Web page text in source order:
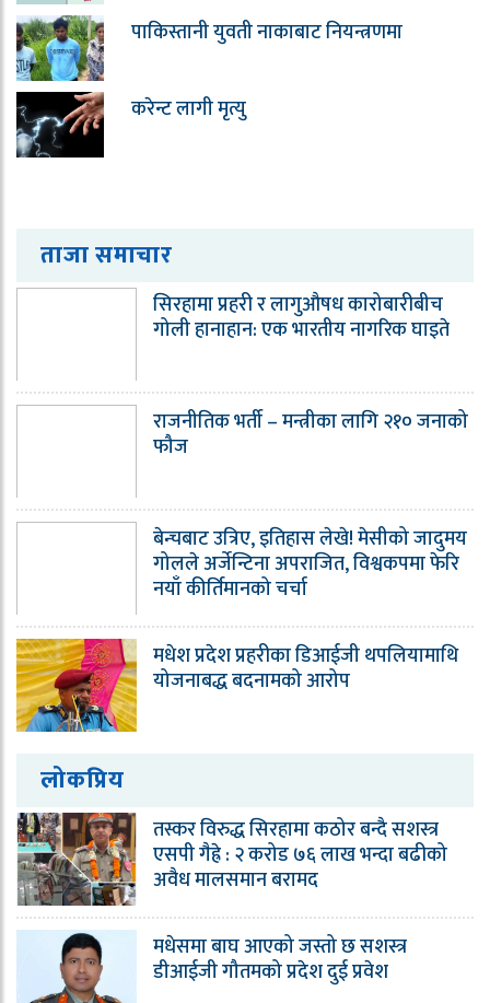
पाकिस्तानी युवती नाकाबाट नियन्त्रणमा
करेन्ट लागी मृत्यु
ताजा समाचार
सिरहामा प्रहरी र लागुऔषध कारोबारीबीच
गोली हानाहान: एक भारतीय नागरिक घाइते
राजनीतिक भर्ती – मन्त्रीका लागि २१० जनाको
फौज
बेन्चबाट उत्रिए, इतिहास लेखे! मेसीको जादुमय
गोलले अर्जेन्टिना अपराजित, विश्वकपमा फेरि
नयाँ कीर्तिमानको चर्चा
मधेश प्रदेश प्रहरीका डिआईजी थपलियामाथि
योजनाबद्ध बदनामको आरोप
लोकप्रिय
तस्कर विरुद्ध सिरहामा कठोर बन्दै सशस्त्र
एसपी गैह्रे : २ करोड ७६ लाख भन्दा बढीको
अवैध मालसमान बरामद
मधेसमा बाघ आएको जस्तो छ सशस्त्र
डीआईजी गौतमको प्रदेश दुई प्रवेश